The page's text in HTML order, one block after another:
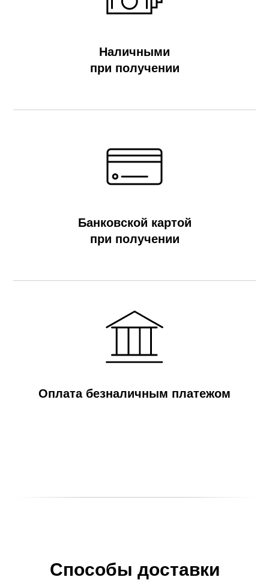
Наличными
при получении
Банковской картой
при получении
Оплата безналичным платежом
Способы доставки